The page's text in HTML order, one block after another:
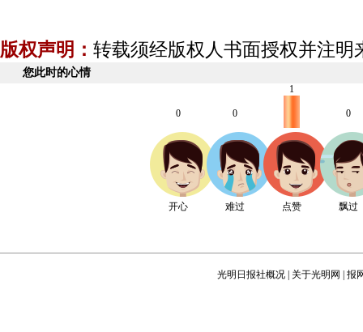
版权声明： 转载须经版权人书面授权并注明
您此时的心情
0
开心
0
难过
1
点赞
0
飘过
光明日报社概况 关于光明网 报